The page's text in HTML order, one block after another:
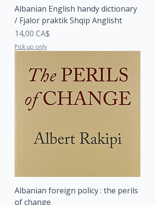
Albanian English handy dictionary
/ Fjalor praktik Shqip Anglisht
Price
14,00 CA$
Pick up only
Albanian foreign policy : the perils
of change